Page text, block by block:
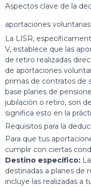
Aspectos clave de la
aportaciones voluntarias
La LISR,
V, establece que las
de retiro realizadas
de aportaciones
primas de contratos de
base planes de
jubilación o retiro, son
significa esto en la
Requisitos para la
Para que tus
cumplir con ciertas
Destino específico:
destinadas a planes de
incluye las realizadas a